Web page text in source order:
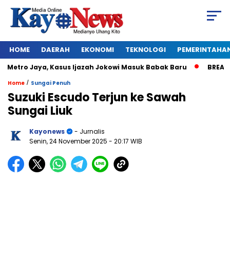
HOME DAERAH EKONOMI TEKNOLOGI
Jaya, Kasus Ijazah Jokowi Masuk Babak Baru
Home / Sungai Penuh
Suzuki Escudo Terjun ke Sawah
Sungai Liuk
Kayonews
- Jurnalis
Senin, 24 November 2025 - 20:17 WIB